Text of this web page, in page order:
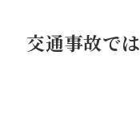
交通事故では